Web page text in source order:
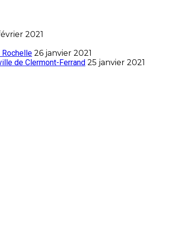
2021
26 janvier 2021
de Clermont-Ferrand 25 janvier 2021